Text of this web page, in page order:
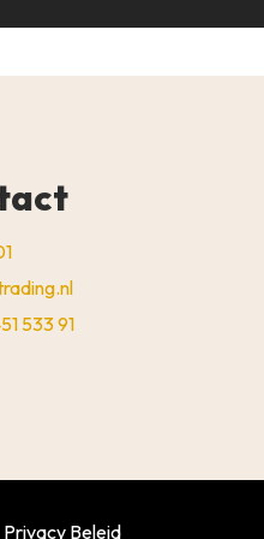
533 91
Privacy Beleid